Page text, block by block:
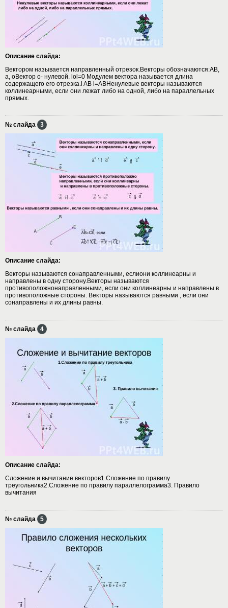
Описание слайда:
Вектором называется направленный отрезок.Векторы обозначаются:АВ,
а, оВектор о- нулевой. lol=0 Модулем вектора называется длина
содержащего его отрезка.l AB l=ABНенулевые векторы называются
коллинеарными, если они лежат либо на одной, либо на параллельных
прямых.
№ слайда 3
Описание слайда:
Векторы называются сонаправленными, еслиони коллинеарны и
направлены в одну сторону.Векторы называются
противоположнонаправленными, если они коллинеарны и направлены в
противоположные стороны. Векторы называются равными , если они
сонаправлены и их длины равны.
№ слайда 4
Описание слайда:
Сложение и вычитание векторов1.Сложение по правилу
треугольника2.Сложение по правилу параллелограмма3. Правило
вычитания
№ слайда 5